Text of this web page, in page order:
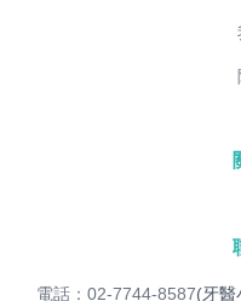
電話：02-7744-8587(牙醫